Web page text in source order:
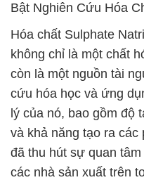
Bật Nghiên Cứu Hóa
Hóa chất Sulphate
không chỉ là một chất
còn là một nguồn tài
cứu hóa học và ứng
lý của nó, bao gồm độ
và khả năng tạo ra các
đã thu hút sự quan
các nhà sản xuất trên